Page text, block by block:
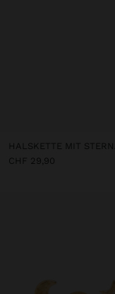
HALSKETTE MIT
CHF 29,90